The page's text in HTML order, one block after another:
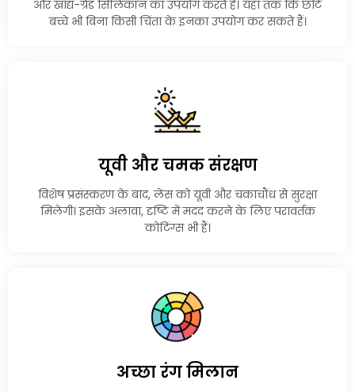
और खाद्य-ग्रेड सिलिकॉन का उपयोग करते हैं। यहां तक कि छोटे
बच्चे भी बिना किसी चिंता के इनका उपयोग कर सकते हैं।
यूवी और चमक संरक्षण
विशेष प्रसंस्करण के बाद, लेंस को यूवी और चकाचौंध से सुरक्षा
मिलेगी। इसके अलावा, दृष्टि में मदद करने के लिए परावर्तक
कोटिंग्स भी हैं।
अच्छा रंग मिलान